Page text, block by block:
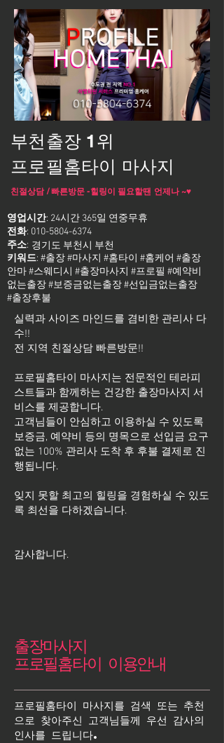
부천출장 1위
프로필홈타이 마사지
친절상담 / 빠른방문 -힐링이 필요할땐 언제나 ~♥
영업시간: 24시간 365일 연중무휴
전화: 010-5804-6374
주소:
키워드: #출장 #마사지 #홈타이 #홈케어 #출장
안마 #스웨디시 #출장마사지 #프로필 #예약비
없는출장 #보증금없는출장 #선입금없는출장
#출장후불
경기도 부천시 부천
실력과 사이즈 마인드를 겸비한 관리사 다
수!!
전 지역 친절상담 빠른방문!!
프로필홈타이 마사지는 전문적인 테라피
스트들과 함께하는 건강한 출장마사지 서
비스를 제공합니다.
고객님들이 안심하고 이용하실 수 있도록
보증금, 예약비 등의 명목으로 선입금 요구
없는 100% 관리사 도착 후 후불 결제로 진
행됩니다.
잊지 못할 최고의 힐링을 경험하실 수 있도
록 최선을 다하겠습니다.
​감사합니다.
출장마사지
프로필홈타이 이용안내
프로필홈타이 마사지를 검색 또는 추천
으로 찾아주신 고객님들께 우선 감사의
인사를 드립니다.